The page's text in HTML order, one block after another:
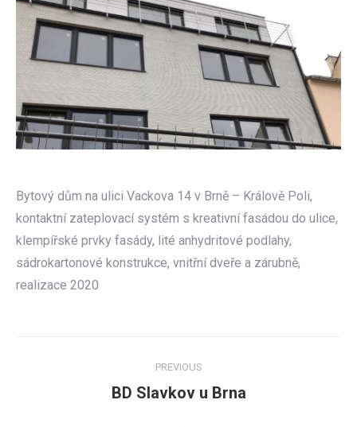
Bytový dům na ulici Vackova 14 v Brně – Králově Poli,
kontaktní zateplovací systém s kreativní fasádou do ulice,
klempířské prvky fasády, lité anhydritové podlahy,
sádrokartonové konstrukce, vnitřní dveře a zárubně,
realizace 2020
navigation
PREVIOUS
Previous
BD Slavkov u Brna